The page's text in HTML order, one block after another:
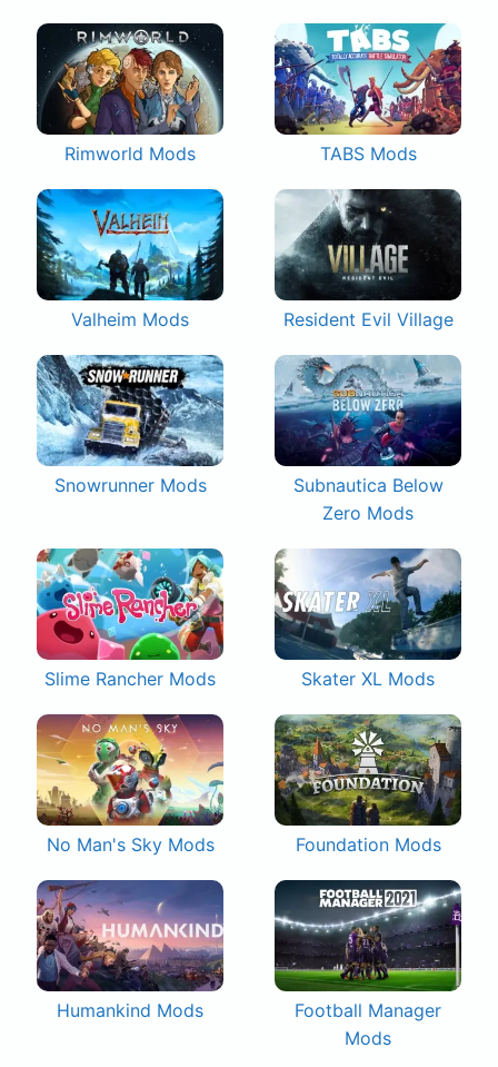
Rimworld Mods TABS Mods
Valheim Mods Resident Evil Village
Snowrunner Mods
Subnautica Below
Zero Mods
Slime Rancher Mods Skater XL Mods
No Man's Sky Mods Foundation Mods
Humankind Mods
Football Manager
Mods